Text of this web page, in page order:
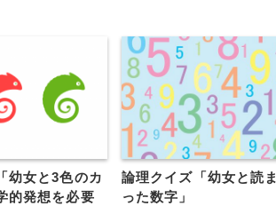
幼女と3色のカ
的発想を必要
論理クイズ「幼女と読
った数字」